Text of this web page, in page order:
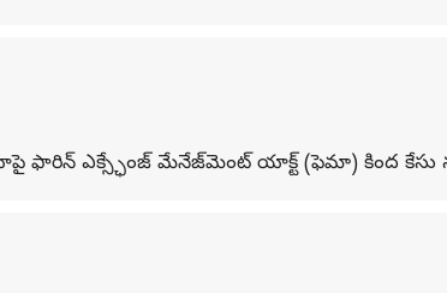
ఫారిన్ ఎక్స్ఛేంజ్ మేనేజ్‌మెంట్ యాక్ట్ (ఫెమా) కింద కేసు